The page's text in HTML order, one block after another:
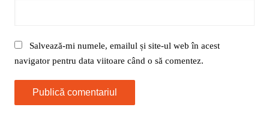
Salvează-mi numele, emailul și site-ul web în acest
navigator pentru data viitoare când o să comentez.